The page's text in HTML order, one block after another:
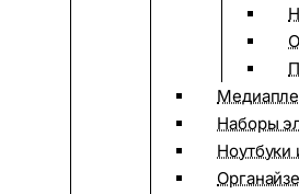
Наборы
Ноутбуки